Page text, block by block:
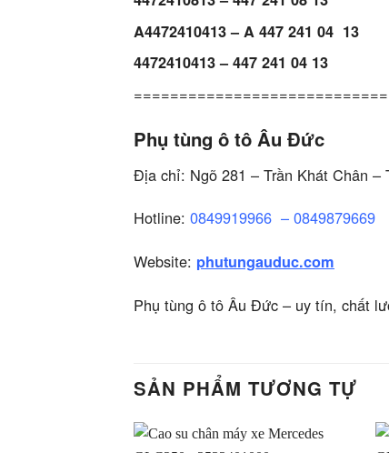
A4472410413 – A 447 241 04 13
4472410413 – 447 241 04 13
Phụ tùng ô tô Âu Đức
Địa chỉ: Ngõ 281 – Trần Khát Chân –
Hotline: 0849919966 – 0849879669
Website: phutungauduc.com
Phụ tùng ô tô Âu Đức – uy tín, chất
SẢN PHẨM TƯƠNG TỰ